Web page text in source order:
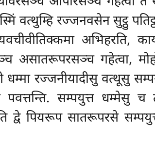
वत्थुम्हि रज्जनवसेन सुट्ठु
अभिहरति,
असातरूपरसञ्च गहेत्वा,
धम्मा रज्जनीयादीसु वत्थूसु
सम्पयुत्त धम्मेसु च
द्वे पियरूप सातरूपरसे